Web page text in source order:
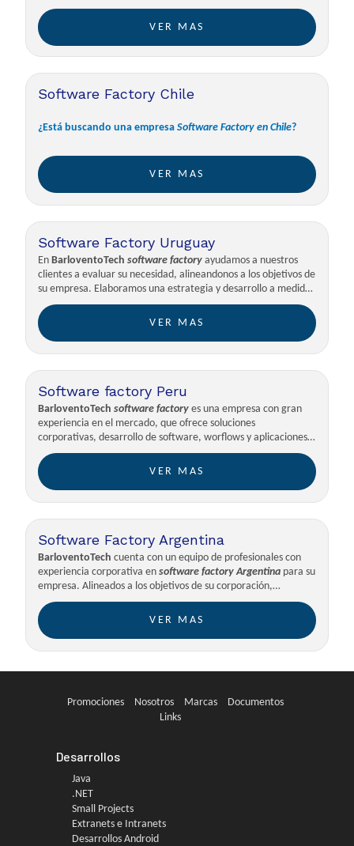
VER MAS
Software Factory Chile
¿Está buscando una empresaSoftware Factory en Chile?
VER MAS
Software Factory Uruguay
En BarloventoTech software factory ayudamos a nuestros
clientes a evaluar su necesidad, alineandonos a los objetivos de
su empresa. Elaboramos una estrategia y desarrollo a medida
que permitan integrarnos como su partner tecnológico.
Contamos con un grupo de profesionales con gran capacidad y
conocimiento en las nuevas tecnologías.
VER MAS
Software factory Peru
BarloventoTech software factory es una empresa con gran
experiencia en el mercado, que ofrece soluciones
corporativas, desarrollo de software, worflows y aplicaciones
que permiten incrementar la productividad de su empresa.
VER MAS
Software Factory Argentina
BarloventoTech cuenta con un equipo de profesionales con
experiencia corporativa ensoftware factoryArgentina para su
empresa. Alineados a los objetivos de su corporación,
trabajamos con altos estándares de calidad en cada uno de los
procesos de producción para concretar su proyecto.
VER MAS
Promociones Nosotros Marcas
Documentos
Links
Desarrollos
Java
.NET
Small Projects
Extranets e Intranets
Desarrollos Android